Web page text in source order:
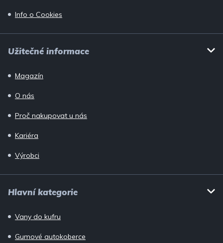
Info o Cookies
Užitečné informace
Magazín
O nás
Proč nakupovat u nás
Kariéra
Výrobci
Hlavní kategorie
Vany do kufru
Gumové autokoberce